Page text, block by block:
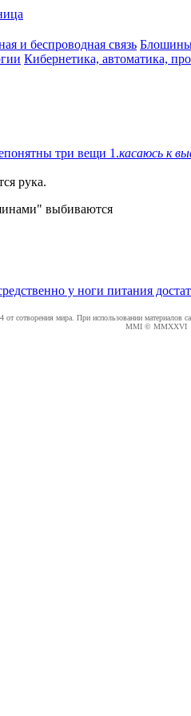
и беспроводная связь
Кибернетика, автоматика,
три вещи 1.касаюсь к
рука.
выбиваются
у ноги питания
от сотворения мира. При использовании материалов
MMI © MMXXVI